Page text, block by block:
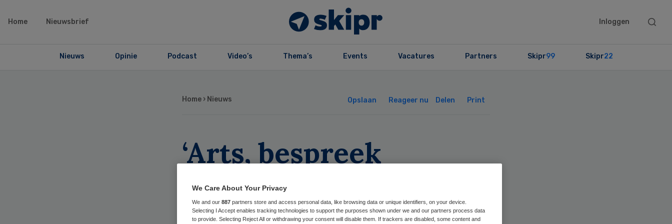
Home Nieuwsbrief Inloggen
Search
Nieuws Opinie Podcast Video’s Thema’s Events Vacatures Partners Skipr99 Skipr22
Home › Nieuws Opslaan Reageer nu Delen Print
‘Arts, bespreek
reanimatiewens met
oudere’
We Care About Your Privacy
We and our 887 partners store and access personal data, like browsing data or unique identifiers, on your device.
Selecting I Accept enables tracking technologies to support the purposes shown under we and our partners process data
to provide. Selecting Reject All or withdrawing your consent will disable them. If trackers are disabled, some content and